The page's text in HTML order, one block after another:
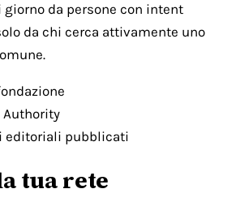
da persone con intent
da chi cerca attivamente uno
Authority
editoriali pubblicati
tua rete